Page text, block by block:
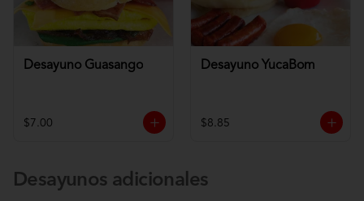
Desayuno Guasango
$7.00
Desayuno YucaBom
$8.85
Desayunos adicionales